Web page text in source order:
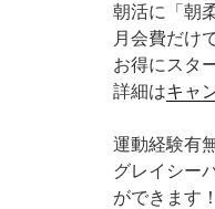
朝活に「朝
月会費だけ
お得にスタ
詳細はキャ
運動経験有
グレイシー
ができます！